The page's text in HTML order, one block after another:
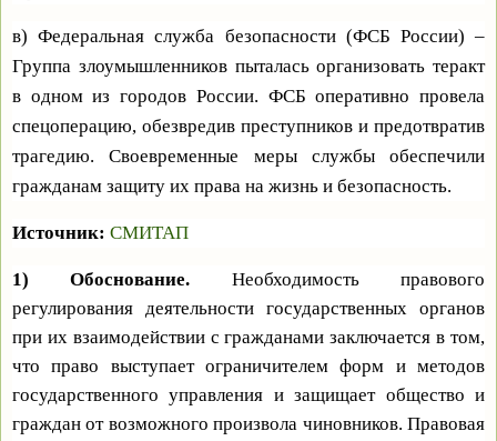
в) Федеральная служба безопасности (ФСБ России) –
Группа злоумышленников пыталась организовать теракт
в одном из городов России. ФСБ оперативно провела
спецоперацию, обезвредив преступников и предотвратив
трагедию. Своевременные меры службы обеспечили
гражданам защиту их права на жизнь и безопасность.
Источник: СМИТАП
1) Обоснование. Необходимость правового
регулирования деятельности государственных органов
при их взаимодействии с гражданами заключается в том,
что право выступает ограничителем форм и методов
государственного управления и защищает общество и
граждан от возможного произвола чиновников. Правовая